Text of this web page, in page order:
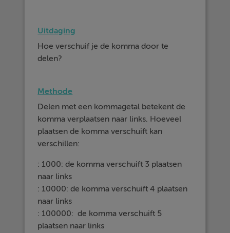
Uitdaging
Hoe verschuif je de komma door te
delen?
Methode
Delen met een kommagetal betekent de
komma verplaatsen naar links. Hoeveel
plaatsen de komma verschuift kan
verschillen:
: 1000: de komma verschuift 3 plaatsen
naar links
: 10000: de komma verschuift 4 plaatsen
naar links
: 100000: de komma verschuift 5
plaatsen naar links